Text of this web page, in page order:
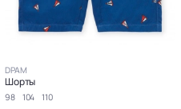
DPAM
Шорты
98 104
110